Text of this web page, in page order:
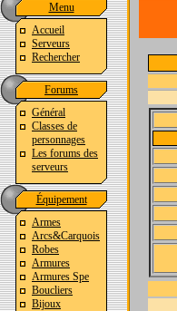
Menu
Accueil
Serveurs
Rechercher
Forums
Général
Classes de
personnages
Les forums des
serveurs
Équipement
Armes
Arcs&Carquois
Robes
Armures
Armures Spe
Boucliers
Bijoux